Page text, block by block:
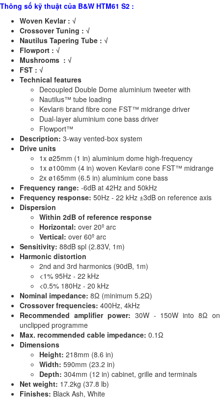
Thông số kỹ thuật của B&W HTM61 S2 :
Woven Kevlar : √
Crossover Tuning : √
Nautilus Tapering Tube : √
Flowport : √
Mushrooms : √
FST : √
Technical features
Decoupled Double Dome aluminium tweeter with
Nautilus™ tube loading
Kevlar® brand fibre cone FST™ midrange driver
Dual-layer aluminium cone bass driver
Flowport™
Description: 3-way vented-box system
Drive units
1x ø25mm (1 in) aluminium dome high-frequency
1x ø100mm (4 in) woven Kevlar® cone FST™ midrange
2x ø165mm (6.5 in) aluminium cone bass
Frequency range: -6dB at 42Hz and 50kHz
Frequency response: 50Hz - 22 kHz ±3dB on reference axis
Dispersion
Within 2dB of reference response
Horizontal: over 20º arc
Vertical: over 60º arc
Sensitivity: 88dB spl (2.83V, 1m)
Harmonic distortion
2nd and 3rd harmonics (90dB, 1m)
<1% 95Hz - 22 kHz
<0.5% 180Hz - 20 kHz
Nominal impedance: 8Ω (minimum 5.2Ω)
Crossover frequencies: 400Hz, 4kHz
Recommended amplifier power: 30W - 150W into 8Ω on
unclipped programme
Max. recommended cable impedance: 0.1Ω
Dimensions
Height: 218mm (8.6 in)
Width: 590mm (23.2 in)
Depth: 304mm (12 in) cabinet, grille and terminals
Net weight: 17.2kg (37.8 lb)
Finishes: Black Ash, White